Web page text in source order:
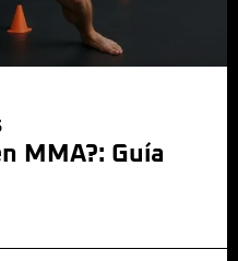
MMA?: Guía